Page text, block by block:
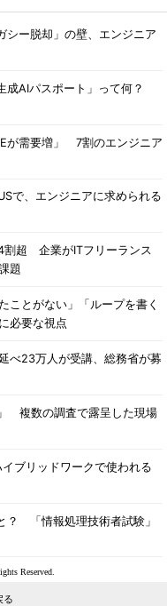
ー脱却」の壁、エンジニア
成AIパスポート」って何？
が需要増」 7割のエンジニア
で、エンジニアに求められる
割超 企業がITフリーランス
題
ことがない」「ループを書く
必要な視点
べ23万人が受講、総務省が募
複数の調査で露呈した現場
ブリッドワークで使われる
？ 「情報処理技術者試験」
Reserved.
る